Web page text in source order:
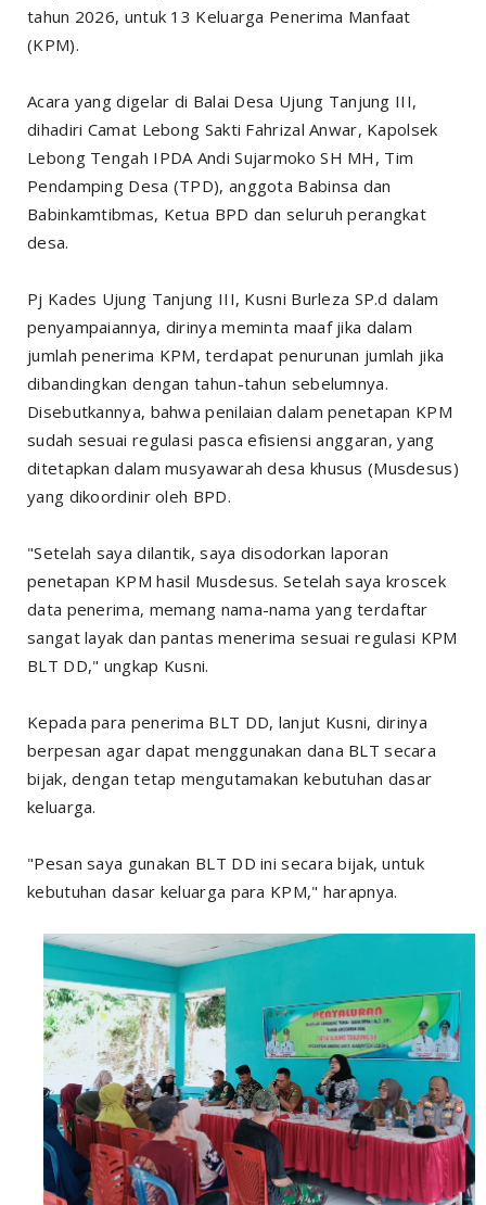
tahun 2026, untuk 13 Keluarga Penerima Manfaat
(KPM).
Acara yang digelar di Balai Desa Ujung Tanjung III,
dihadiri Camat Lebong Sakti Fahrizal Anwar, Kapolsek
Lebong Tengah IPDA Andi Sujarmoko SH MH, Tim
Pendamping Desa (TPD), anggota Babinsa dan
Babinkamtibmas, Ketua BPD dan seluruh perangkat
desa.
Pj Kades Ujung Tanjung III, Kusni Burleza SP.d dalam
penyampaiannya, dirinya meminta maaf jika dalam
jumlah penerima KPM, terdapat penurunan jumlah jika
dibandingkan dengan tahun-tahun sebelumnya.
Disebutkannya, bahwa penilaian dalam penetapan KPM
sudah sesuai regulasi pasca efisiensi anggaran, yang
ditetapkan dalam musyawarah desa khusus (Musdesus)
yang dikoordinir oleh BPD.
"Setelah saya dilantik, saya disodorkan laporan
penetapan KPM hasil Musdesus. Setelah saya kroscek
data penerima, memang nama-nama yang terdaftar
sangat layak dan pantas menerima sesuai regulasi KPM
BLT DD," ungkap Kusni.
Kepada para penerima BLT DD, lanjut Kusni, dirinya
berpesan agar dapat menggunakan dana BLT secara
bijak, dengan tetap mengutamakan kebutuhan dasar
keluarga.
"Pesan saya gunakan BLT DD ini secara bijak, untuk
kebutuhan dasar keluarga para KPM," harapnya.